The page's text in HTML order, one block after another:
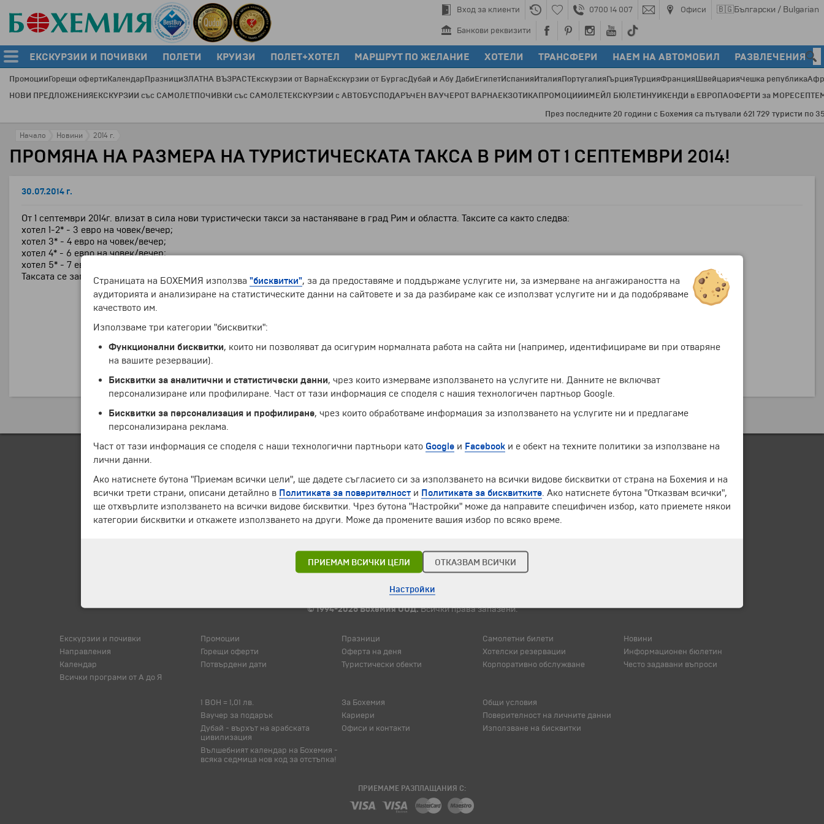
Вход за клиенти 0700 14 007 Офиси 🇧🇬Български / Bulgarian
Банкови реквизити
ЕКСКУРЗИИ И ПОЧИВКИ ПОЛЕТИ КРУИЗИ ПОЛЕТ+ХОТЕЛ МАРШРУТ ПО ЖЕЛАНИЕ ХОТЕЛИ ТРАНСФЕРИ НАЕМ НА АВТОМОБИЛ РАЗВЛЕЧЕНИЯ
ПромоцииГорещи офертиКалендарПразнициЗЛАТНА ВЪЗРАСТЕкскурзии от ВарнаЕкскурзии от БургасДубай и Абу ДабиЕгипетИспанияИталияПортугалияГърцияТурцияФранцияШвейцарияЧешка република
НОВИ ПРЕДЛОЖЕНИЯЕКСКУРЗИИ със САМОЛЕТПОЧИВКИ със САМОЛЕТЕКСКУРЗИИ с АВТОБУСПОДАРЪЧЕН ВАУЧЕРОТ ВАРНАЕКЗОТИКАПРОМОЦИИИМЕЙЛ БЮЛЕТИНУИКЕНДИ в ЕВРОПАОФЕРТИ за МОРЕ
През последните 20 години с Бохемия са пътували 621 729 туристи по
Начало Новини 2014 г.
ПРОМЯНА НА РАЗМЕРА НА ТУРИСТИЧЕСКАТА ТАКСА В РИМ ОТ 1 СЕПТЕМВРИ 2014!
30.07.2014 г.
От 1 септември 2014г. влизат в сила нови туристически такси за настаняване в град Рим и областта. Таксите са както следва:
хотел 1-2* - 3 евро на човек/вечер;
хотел 3* - 4 евро на човек/вечер;
хотел 4* - 6 евро на човек/вечер;
хотел 5* - 7 евро на човек/вечер.
Таксата се заплаща на място от гостите на хотела!
© 1994-2026 Бохемия ООД.Всички права запазени.
Екскурзии и почивки
Направления
Календар
Всички програми от А до Я
Промоции
Горещи оферти
Потвърдени дати
Празници
Оферта на деня
Туристически обекти
Самолетни билети
Хотелски резервации
Корпоративно обслужване
Новини
Информационен бюлетин
Често задавани въпроси
1 BOH = 1,01 лв.
Ваучер за подарък
Дубай - върхът на арабската
цивилизация
Вълшебният календар на Бохемия -
всяка седмица нов код за отстъпка!
За Бохемия
Кариери
Офиси и контакти
Общи условия
Поверителност на личните данни
Използване на бисквитки
ПРИЕМАМЕ РАЗПЛАЩАНИЯ С:
Страницата на БОХЕМИЯ използва "бисквитки", за да предоставяме и поддържаме услугите ни, за измерване на ангажираността на
аудиторията и анализиране на статистическите данни на сайтовете и за да разбираме как се използват услугите ни и да подобряваме
качеството им.
Използваме три категории "бисквитки":
Функционални бисквитки, които ни позволяват да осигурим нормалната работа на сайта ни (например, идентифицираме ви при отваряне
на вашите резервации).
Бисквитки за аналитични и статистически данни, чрез които измерваме използването на услугите ни. Данните не включват
персонализиране или профилиране. Част от тази информация се споделя с нашия технологичен партньор Google.
Бисквитки за персонализация и профилиране, чрез които обработваме информация за използването на услугите ни и предлагаме
персонализирана реклама.
Част от тази информация се споделя с наши технологични партньори като Google и Facebook и е обект на техните политики за използване на
лични данни.
Ако натиснете бутона "Приемам всички цели", ще дадете съгласието си за използването на всички видове бисквитки от страна на Бохемия и на
всички трети страни, описани детайлно в Политиката за поверителност и Политиката за бисквитките . Ако натиснете бутона "Отказвам всички",
ще отхвърлите използването на всички видове бисквитки. Чрез бутона "Настройки" може да направите специфичен избор, като приемете някои
категории бисквитки и откажете използването на други. Може да промените вашия избор по всяко време.
ПРИЕМАМ ВСИЧКИ ЦЕЛИ ОТКАЗВАМ ВСИЧКИ
Настройки